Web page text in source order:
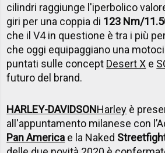
cilindri raggiunge l'iperbolico
giri per una coppia di 123 Nm/
che il V4 in questione è tra i più
che oggi equipaggiano una
puntati sulle concept Desert X e
futuro del brand.
HARLEY-DAVIDSONHarley è
all'appuntamento milanese con
Pan America e la Naked